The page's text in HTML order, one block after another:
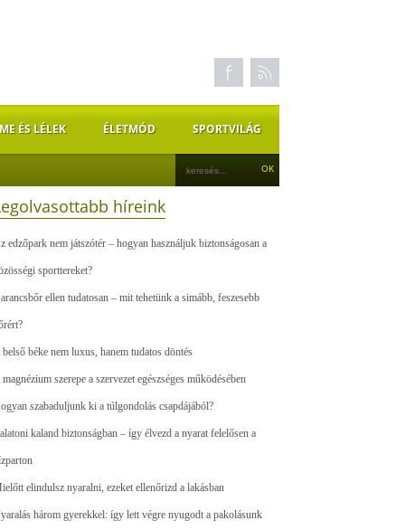
ÉS LÉLEK ÉLETMÓD SPORTVILÁG
híreink
edzőpark nem játszótér – hogyan használjuk biztonságosan a
sporttereket?
ellen tudatosan – mit tehetünk a simább, feszesebb
béke nem luxus, hanem tudatos döntés
szerepe a szervezet egészséges működésében
szabaduljunk ki a túlgondolás csapdájából?
kaland biztonságban – így élvezd a nyarat felelősen a
elindulsz nyaralni, ezeket ellenőrizd a lakásban
három gyerekkel: így lett végre nyugodt a pakolásunk